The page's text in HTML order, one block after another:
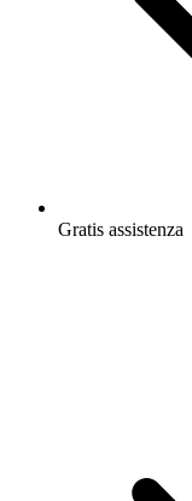
Gratis assistenza